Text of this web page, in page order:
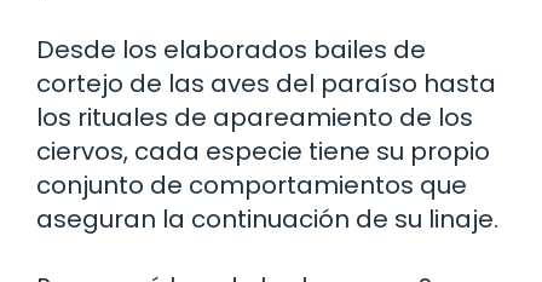
Desde los elaborados bailes de
cortejo de las aves del paraíso hasta
los rituales de apareamiento de los
ciervos, cada especie tiene su propio
conjunto de comportamientos que
aseguran la continuación de su linaje.